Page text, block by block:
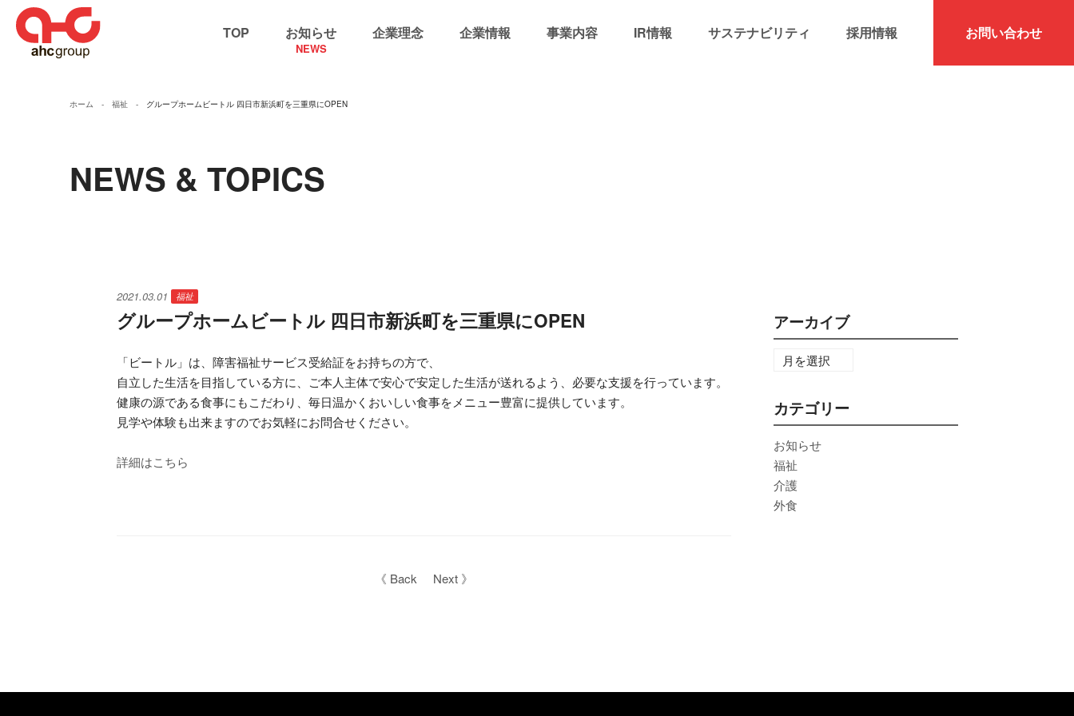
TOP お知らせ
NEWS
企業理念 企業情報 事業内容 IR情報 サステナビリティ 採用情報 お問い合わせ
ホーム 福祉 グループホームビートル 四日市新浜町を三重県にOPEN
NEWS & TOPICS
2021.03.01 福祉
グループホームビートル 四日市新浜町を三重県にOPEN
「ビートル」は、障害福祉サービス受給証をお持ちの方で、
自立した生活を目指している方に、ご本人主体で安心で安定した生活が送れるよう、必要な支援を行っています。
健康の源である食事にもこだわり、毎日温かくおいしい食事をメニュー豊富に提供しています。
見学や体験も出来ますのでお気軽にお問合せください。
詳細はこちら
《 Back Next 》
アーカイブ
カテゴリー
お知らせ
福祉
介護
外食